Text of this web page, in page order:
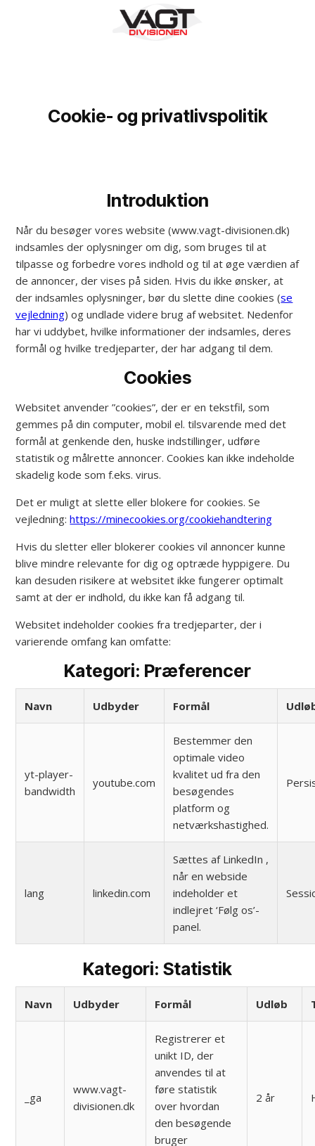
Spring til hovedindhold
Cookie- og privatlivspolitik
Introduktion
Når du besøger vores website (www.vagt-divisionen.dk)
indsamles der oplysninger om dig, som bruges til at
tilpasse og forbedre vores indhold og til at øge værdien af
de annoncer, der vises på siden. Hvis du ikke ønsker, at
der indsamles oplysninger, bør du slette dine cookies (se
vejledning) og undlade videre brug af websitet. Nedenfor
har vi uddybet, hvilke informationer der indsamles, deres
formål og hvilke tredjeparter, der har adgang til dem.
Cookies
Websitet anvender ”cookies”, der er en tekstfil, som
gemmes på din computer, mobil el. tilsvarende med det
formål at genkende den, huske indstillinger, udføre
statistik og målrette annoncer. Cookies kan ikke indeholde
skadelig kode som f.eks. virus.
Det er muligt at slette eller blokere for cookies. Se
vejledning:https://minecookies.org/cookiehandtering
Hvis du sletter eller blokerer cookies vil annoncer kunne
blive mindre relevante for dig og optræde hyppigere. Du
kan desuden risikere at websitet ikke fungerer optimalt
samt at der er indhold, du ikke kan få adgang til.
Websitet indeholder cookies fra tredjeparter, der i
varierende omfang kan omfatte:
Kategori: Præferencer
Navn Udbyder Formål
yt-player-
bandwidth
youtube.com
Bestemmer den
optimale video
kvalitet ud fra den
besøgendes
platform og
netværkshastighed.
lang linkedin.com
Sættes af LinkedIn ,
når en webside
indeholder et
indlejret ‘Følg os’-
panel.
Kategori: Statistik
Navn Udbyder Formål Udløb
_ga
www.vagt-
divisionen.dk
Registrerer et
unikt ID, der
anvendes til at
føre statistik
over hvordan
den besøgende
bruger
2 år